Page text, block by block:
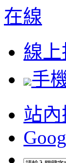
線
手
站